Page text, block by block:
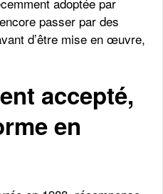
passer par des
d’être mise en œuvre,
accepté,
en